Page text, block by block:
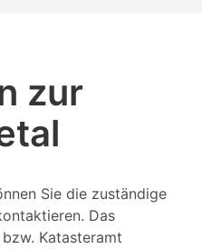
zur
Sie die zuständige
Das
Katasteramt